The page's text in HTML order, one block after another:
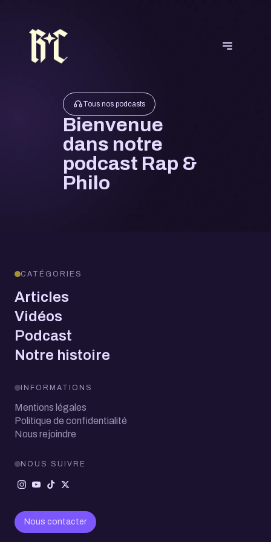
Tous nos podcasts
Bienvenue
dans notre
podcast Rap &
Philo
CATÉGORIES
Articles
Vidéos
Podcast
Notre histoire
INFORMATIONS
Mentions légales
Politique de confidentialité
Nous rejoindre
NOUS SUIVRE
Nous contacter